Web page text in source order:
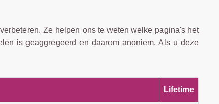
Ze helpen ons te weten welke pagina's het
is geaggregeerd en daarom anoniem. Als u deze
Lifetime